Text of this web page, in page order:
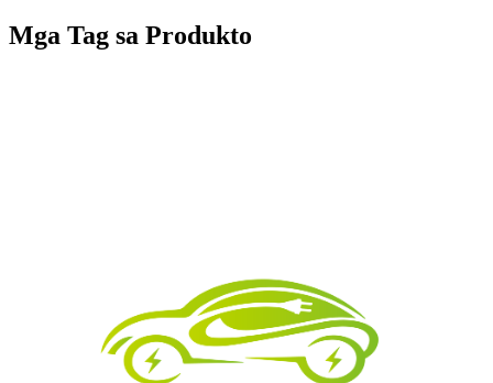
Mga Tag sa Produkto